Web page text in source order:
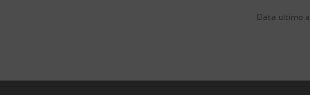
Data ultimo